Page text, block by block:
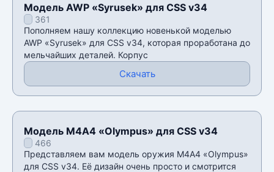
Модель AWP «Syrusek» для CSS v34
361
Пополняем нашу коллекцию новенькой моделью
AWP «Syrusek» для CSS v34, которая проработана до
мельчайших деталей. Корпус
Скачать
Модель М4А4 «Olympus» для CSS v34
466
Представляем вам модель оружия М4А4 «Olympus»
для CSS v34. Её дизайн очень просто и смотрится